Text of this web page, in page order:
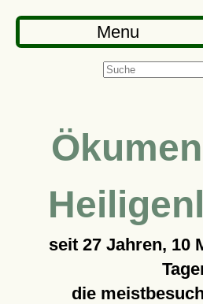
Menu
seit 27 Jahren, 10
die